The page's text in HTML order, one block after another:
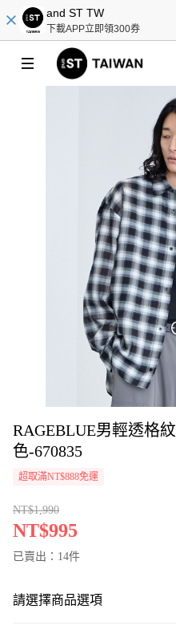
and ST TW
下載APP立即領300券
RAGEBLUE男輕透格
色-670835
超取滿NT$888免運
NT$1,990
NT$995
已賣出：14件
請選擇商品選項